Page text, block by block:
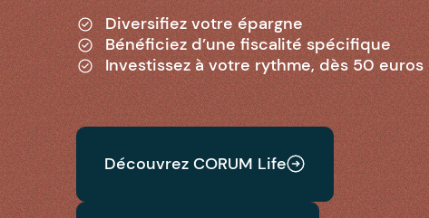
Diversifiez votre épargne
Bénéficiez d’une fiscalité spécifique
Investissez à votre rythme, dès 50 euros
Découvrez CORUM Life